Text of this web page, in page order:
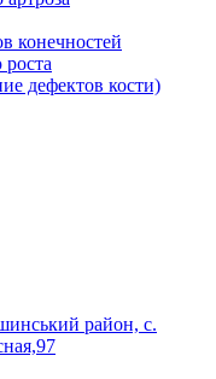
конечностей
дефектов кости)
район, с.